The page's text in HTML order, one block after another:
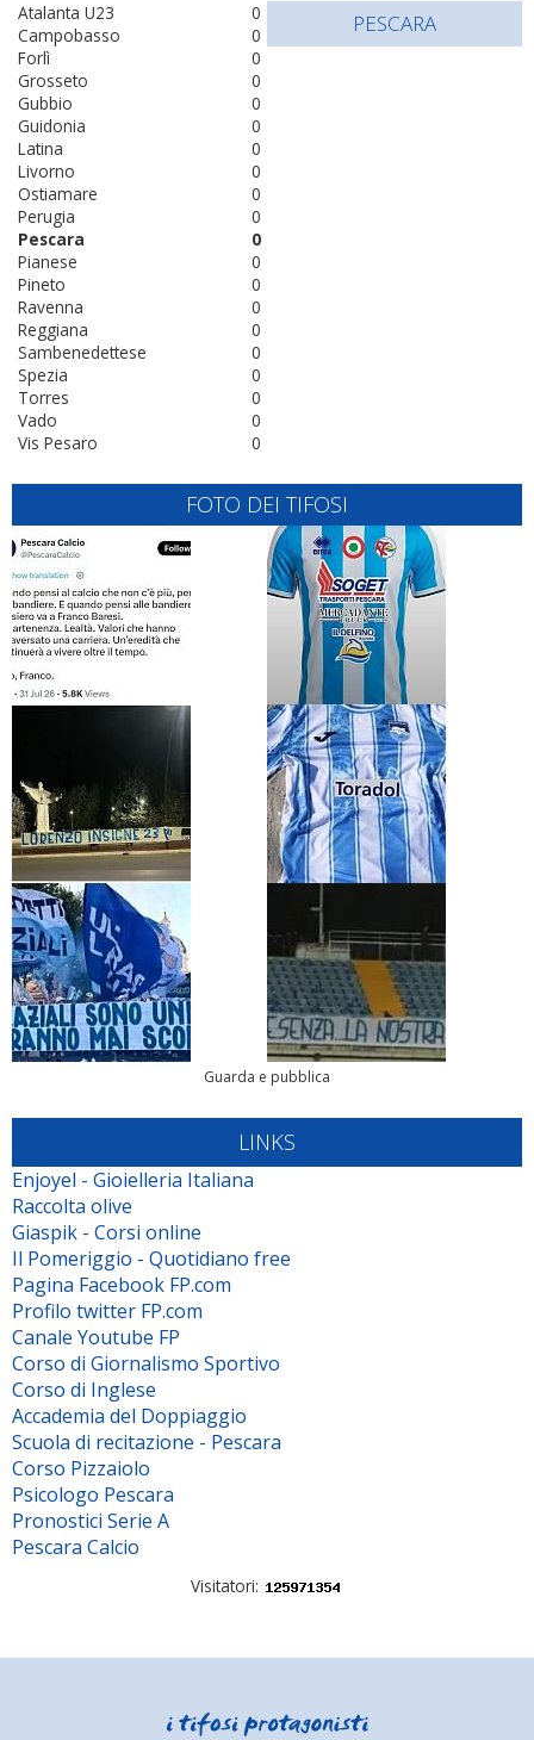
0
Atalanta U23
0
Campobasso
0
Forlì
0
Grosseto
0
Gubbio
0
Guidonia
0
Latina
0
Livorno
0
Ostiamare
0
Perugia
0
Pescara
0
Pianese
0
Pineto
0
Ravenna
0
Reggiana
0
Sambenedettese
0
Spezia
0
Torres
0
Vado
0
Vis Pesaro
PESCARA
FOTO DEI TIFOSI
Guarda e pubblica
LINKS
Enjoyel - Gioielleria Italiana
Raccolta olive
Giaspik - Corsi online
Il Pomeriggio - Quotidiano free
Pagina Facebook FP.com
Profilo twitter FP.com
Canale Youtube FP
Corso di Giornalismo Sportivo
Corso di Inglese
Accademia del Doppiaggio
Scuola di recitazione - Pescara
Corso Pizzaiolo
Psicologo Pescara
Pronostici Serie A
Pescara Calcio
Visitatori: